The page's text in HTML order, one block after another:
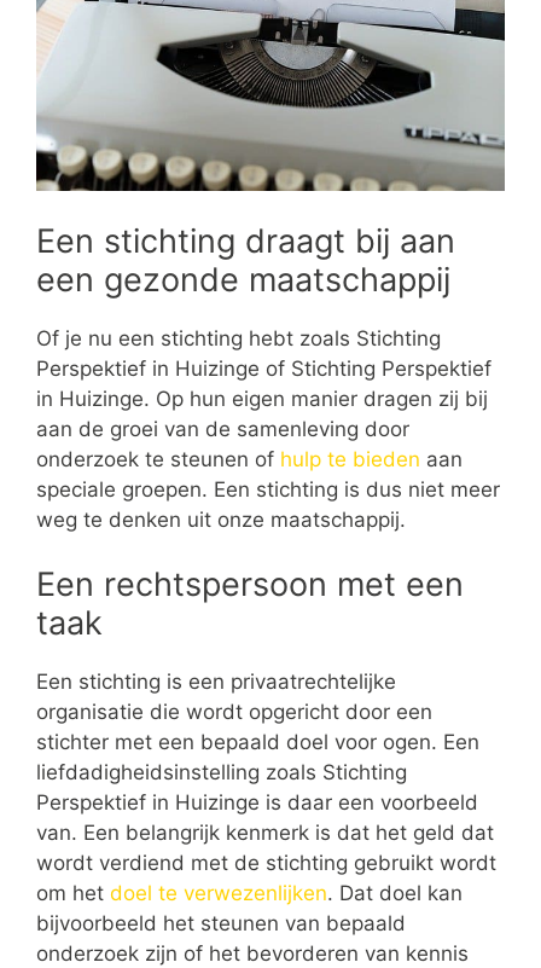
Een stichting draagt bij aan
een gezonde maatschappij
Of je nu een stichting hebt zoals Stichting
Perspektief in Huizinge of Stichting Perspektief
in Huizinge. Op hun eigen manier dragen zij bij
aan de groei van de samenleving door
onderzoek te steunen of hulp te bieden aan
speciale groepen. Een stichting is dus niet meer
weg te denken uit onze maatschappij.
Een rechtspersoon met een
taak
Een stichting is een privaatrechtelijke
organisatie die wordt opgericht door een
stichter met een bepaald doel voor ogen. Een
liefdadigheidsinstelling zoals Stichting
Perspektief in Huizinge is daar een voorbeeld
van. Een belangrijk kenmerk is dat het geld dat
wordt verdiend met de stichting gebruikt wordt
om het doel te verwezenlijken. Dat doel kan
bijvoorbeeld het steunen van bepaald
onderzoek zijn of het bevorderen van kennis